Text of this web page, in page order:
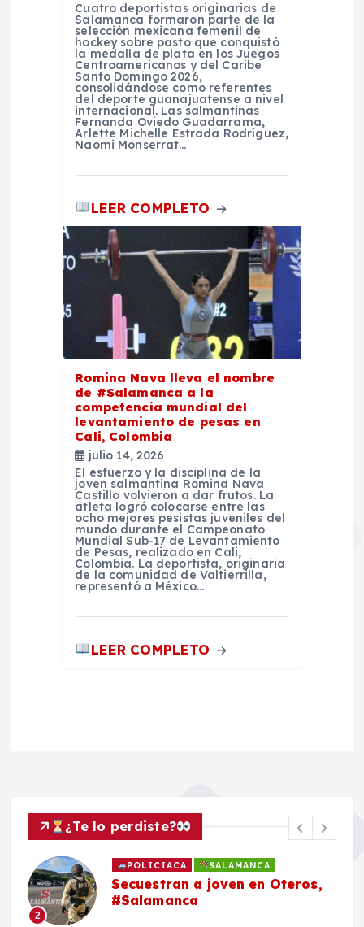
Cuatro deportistas originarias de
Salamanca formaron parte de la
selección mexicana femenil de
hockey sobre pasto que conquistó
la medalla de plata en los Juegos
Centroamericanos y del Caribe
Santo Domingo 2026,
consolidándose como referentes
del deporte guanajuatense a nivel
internacional. Las salmantinas
Fernanda Oviedo Guadarrama,
Arlette Michelle Estrada Rodríguez,
Naomi Monserrat…
LEER COMPLETO
Romina Nava lleva el nombre
de #Salamanca a la
competencia mundial del
levantamiento de pesas en
Cali, Colombia
julio 14, 2026
El esfuerzo y la disciplina de la
joven salmantina Romina Nava
Castillo volvieron a dar frutos. La
atleta logró colocarse entre las
ocho mejores pesistas juveniles del
mundo durante el Campeonato
Mundial Sub-17 de Levantamiento
de Pesas, realizado en Cali,
Colombia. La deportista, originaria
de la comunidad de Valtierrilla,
representó a México…
LEER COMPLETO
¿Te lo perdiste?
2
POLICIACA SALAMANCA
Secuestran a joven en Oteros,
#Salamanca